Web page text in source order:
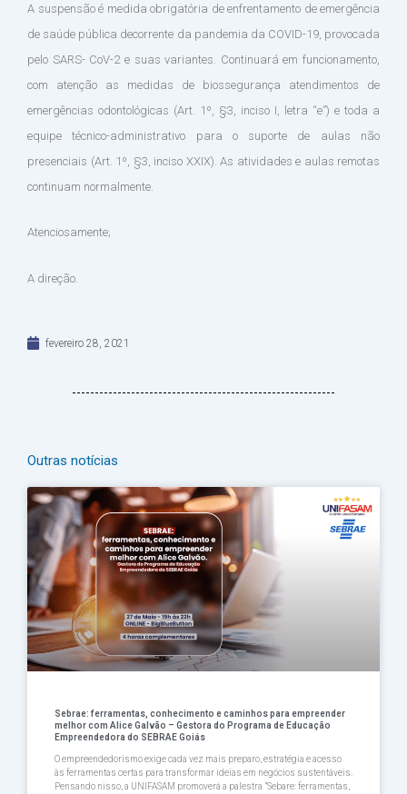
A suspensão é medida obrigatória de enfrentamento de emergência
de saúde pública decorrente da pandemia da COVID-19, provocada
pelo SARS- CoV-2 e suas variantes. Continuará em funcionamento,
com atenção as medidas de biossegurança atendimentos de
emergências odontológicas (Art. 1º, §3, inciso I, letra “e”) e toda a
equipe técnico-administrativo para o suporte de aulas não
presenciais (Art. 1º, §3, inciso XXIX). As atividades e aulas remotas
continuam normalmente.
Atenciosamente;
A direção.
fevereiro 28, 2021
Outras notícias
Sebrae: ferramentas, conhecimento e caminhos para empreender
melhor com Alice Galvão – Gestora do Programa de Educação
Empreendedora do SEBRAE Goiás
O empreendedorismo exige cada vez mais preparo, estratégia e acesso
às ferramentas certas para transformar ideias em negócios sustentáveis.
Pensando nisso, a UNIFASAM promoverá a palestra ”Sebare: ferramentas,
PáginaPágina
PáginaPáginaPágina